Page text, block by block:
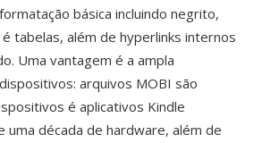
básica incluindo negrito,
tabelas, além de hyperlinks internos
Uma vantagem é a ampla
arquivos MOBI são
é aplicativos Kindle
uma década de hardware, além de